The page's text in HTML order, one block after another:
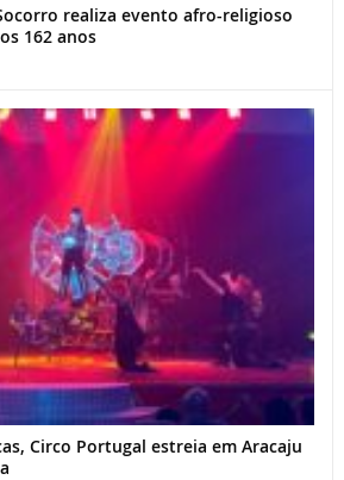
realiza evento afro-religioso
162 anos
Circo Portugal estreia em Aracaju